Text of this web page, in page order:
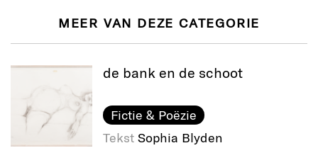
MEER VAN DEZE CATEGORIE
de bank en de schoot
Fictie & Poëzie
Tekst Sophia Blyden